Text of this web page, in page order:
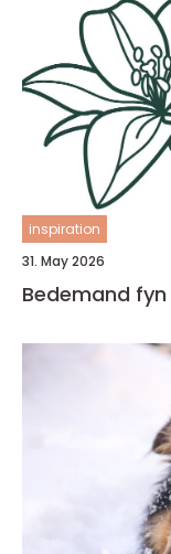
inspiration
31. May 2026